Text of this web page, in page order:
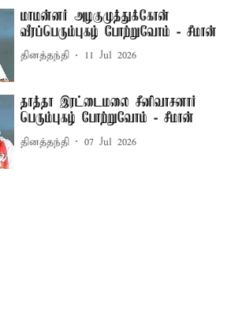
மாமன்னர் அழகுமுத்துக்கோன்
வீரப்பெரும்புகழ் போற்றுவோம் - சீமான்
தினத்தந்தி 11 Jul 2026
தாத்தா இரட்டைமலை சீனிவாசனார்
பெரும்புகழ் போற்றுவோம் - சீமான்
தினத்தந்தி 07 Jul 2026